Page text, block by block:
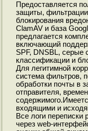
Предоставляется
защиты,
блокирования
ClamAV и база
предлагается
включающий
SPF, DNSBL, серые
классификации и
Для легитимной
система фильтров,
обработки почты в
отправителя,
входящими и
Все логи переписки
через web-